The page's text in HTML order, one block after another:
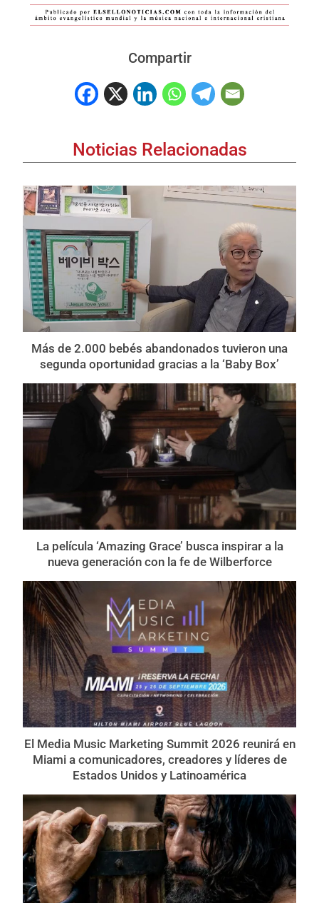
Compartir
Noticias Relacionadas
Más de 2.000 bebés abandonados tuvieron una
segunda oportunidad gracias a la ‘Baby Box’
La película ‘Amazing Grace’ busca inspirar a la
nueva generación con la fe de Wilberforce
El Media Music Marketing Summit 2026 reunirá en
Miami a comunicadores, creadores y líderes de
Estados Unidos y Latinoamérica